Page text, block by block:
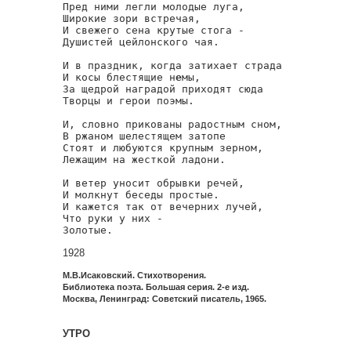
Пред ними легли молодые луга,
Широкие зори встречая,
И свежего сена крутые стога -
Душистей цейлонского чая.
И в праздник, когда затихает страда
И косы блестящие немы,
За щедрой наградой приходят сюда
Творцы и герои поэмы.
И, словно прикованы радостным сном,
В ржаном шелестящем затопе
Стоят и любуются крупным зерном,
Лежащим на жесткой ладони.
И ветер уносит обрывки речей,
И молкнут беседы простые.
И кажется так от вечерних лучей,
Что руки у них -
Золотые.
1928
М.В.Исаковский. Стихотворения.
Библиотека поэта. Большая серия. 2-е изд.
Москва, Ленинград: Советский писатель, 1965.
УТРО